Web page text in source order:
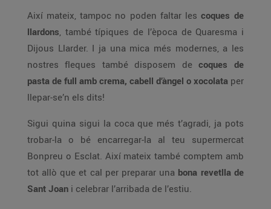
Així mateix, tampoc no poden faltar les coques de
llardons, també típiques de l’època de Quaresma i
Dijous Llarder. I ja una mica més modernes, a les
nostres fleques també disposem de coques de
pasta de full amb crema, cabell d’àngel o xocolata per
llepar-se’n els dits!
Sigui quina sigui la coca que més t’agradi, ja pots
trobar-la o bé encarregar-la al teu supermercat
Bonpreu o Esclat. Així mateix també comptem amb
tot allò que et cal per preparar una bona revetlla de
Sant Joan i celebrar l’arribada de l’estiu.